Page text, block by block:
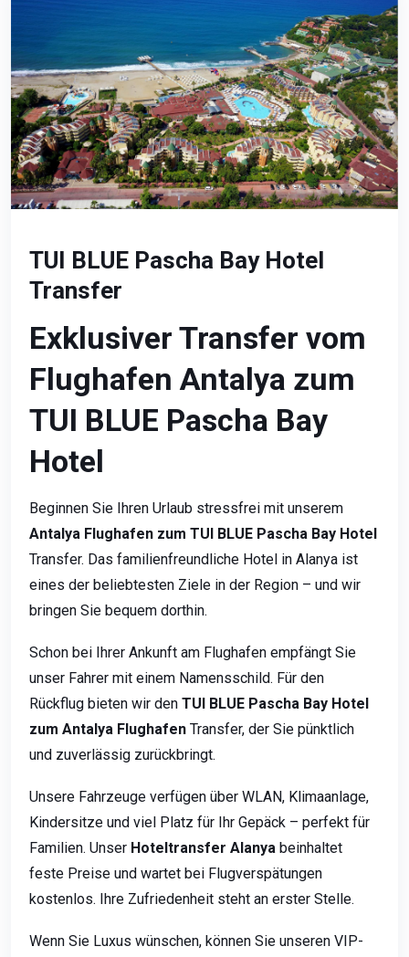
TUI BLUE Pascha Bay Hotel
Transfer
Exklusiver Transfer vom
Flughafen Antalya zum
TUI BLUE Pascha Bay
Hotel
Beginnen Sie Ihren Urlaub stressfrei mit unserem
Antalya Flughafen zum TUI BLUE Pascha Bay Hotel
Transfer. Das familienfreundliche Hotel in Alanya ist
eines der beliebtesten Ziele in der Region – und wir
bringen Sie bequem dorthin.
Schon bei Ihrer Ankunft am Flughafen empfängt Sie
unser Fahrer mit einem Namensschild. Für den
Rückflug bieten wir den TUI BLUE Pascha Bay Hotel
zum Antalya Flughafen Transfer, der Sie pünktlich
und zuverlässig zurückbringt.
Unsere Fahrzeuge verfügen über WLAN, Klimaanlage,
Kindersitze und viel Platz für Ihr Gepäck – perfekt für
Familien. Unser Hoteltransfer Alanya beinhaltet
feste Preise und wartet bei Flugverspätungen
kostenlos. Ihre Zufriedenheit steht an erster Stelle.
Wenn Sie Luxus wünschen, können Sie unseren VIP-